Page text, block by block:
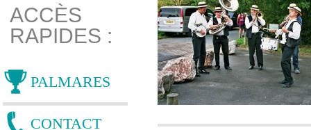
ACCÈS
RAPIDES :
PALMARES
CONTACT